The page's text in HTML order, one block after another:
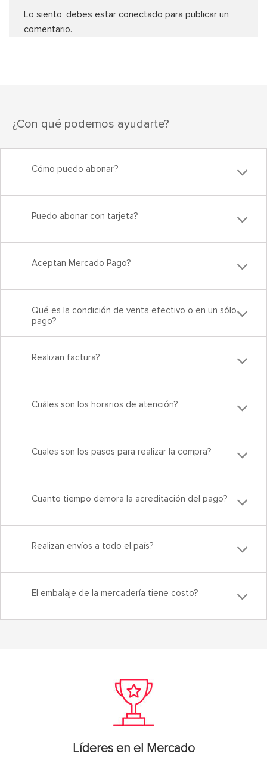
Lo siento, debes estar conectado para publicar un
comentario.
¿Con qué podemos ayudarte?
Cómo puedo abonar?
Puedo abonar con tarjeta?
Aceptan Mercado Pago?
Qué es la condición de venta efectivo o en un sólo
pago?
Realizan factura?
Cuáles son los horarios de atención?
Cuales son los pasos para realizar la compra?
Cuanto tiempo demora la acreditación del pago?
Realizan envíos a todo el país?
El embalaje de la mercadería tiene costo?
Líderes en el Mercado